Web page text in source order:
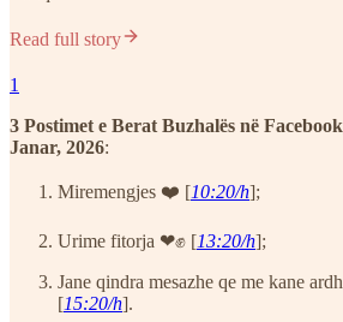
Read full story
1
3 Postimet e Berat Buzhalës në
Janar, 2026:
Miremengjes ❤️ [10:20/h];
Urime fitorja ❤✊ [13:20/h];
Jane qindra mesazhe qe me kane
[15:20/h].